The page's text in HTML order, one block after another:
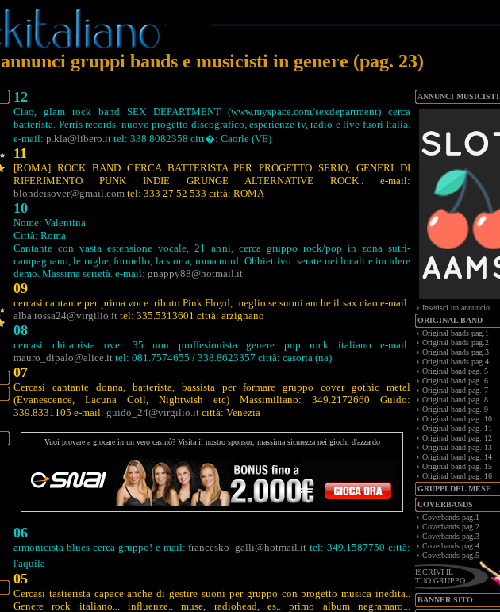
annunci gruppi bands e musicisti in genere (pag. 23)
12
Ciao, glam rock band SEX DEPARTMENT (www.myspace.com/sexdepartment) cerca
batterista. Perris records, nuovo progetto discografico, esperienze tv, radio e live fuori Italia.
e-mail: p.kla@libero.it tel: 338 8082358 citt�: Caorle (VE)
11
[ROMA] ROCK BAND CERCA BATTERISTA PER PROGETTO SERIO, GENERI DI
RIFERIMENTO PUNK INDIE GRUNGE ALTERNATIVE ROCK.. e-mail:
blondeisover@gmail.com tel: 333 27 52 533 città: ROMA
10
Nome: Valentina
Città: Roma
Cantante con vasta estensione vocale, 21 anni, cerca gruppo rock/pop in zona sutri-
campagnano, le rughe, formello, la storta, roma nord. Obbiettivo: serate nei locali e incidere
demo. Massima serietà. e-mail: gnappy88@hotmail.it
09
cercasi cantante per prima voce tributo Pink Floyd, meglio se suoni anche il sax ciao e-mail:
alba.rossa24@virgilio.it tel: 335.5313601 città: arzignano
08
cercasi chitarrista over 35 non proffesionista genere pop rock italiano e-mail:
mauro_dipalo@alice.it tel: 081.7574655 / 338.8623357 città: casoria (na)
07
Cercasi cantante donna, batterista, bassista per formare gruppo cover gothic metal
(Evanescence, Lacuna Coil, Nightwish etc) Massimiliano: 349.2172660 Guido:
339.8331105 e-mail: guido_24@virgilio.it città: Venezia
Vuoi provare a giocare in un vero casinò? Visita il nostro sponsor, massima sicurezza nei giochi d'azzardo
06
armonicista blues cerca gruppo! e-mail:francesko_galli@hotmail.it tel: 349.1587750 città:
l'aquila
05
Cercasi tastierista capace anche di gestire suoni per gruppo con progetto musica inedita..
Genere rock italiano... influenze.. muse, radiohead, es.. primo album negramaro...
ANNUNCI MUSICISTI
Inserisci un annuncio
ORIGINAL BAND
Original bands pag.1
Original bands pag.2
Original bands pag.3
Original bands pag.4
Original band pag. 5
Original band pag. 6
Original band pag. 7
Original band pag. 8
Original band pag. 9
Original band pag. 10
Original band pag. 11
Original band pag. 12
Original band pag. 13
Original band pag. 14
Original band pag. 15
Original band pag. 16
GRUPPI DEL MESE
COVERBANDS
Coverbands pag.1
Coverbands pag.2
Coverbands pag.3
Coverbands pag.4
Coverbands pag.5
ISCRIVI IL
TUO GRUPPO
BANNER SITO